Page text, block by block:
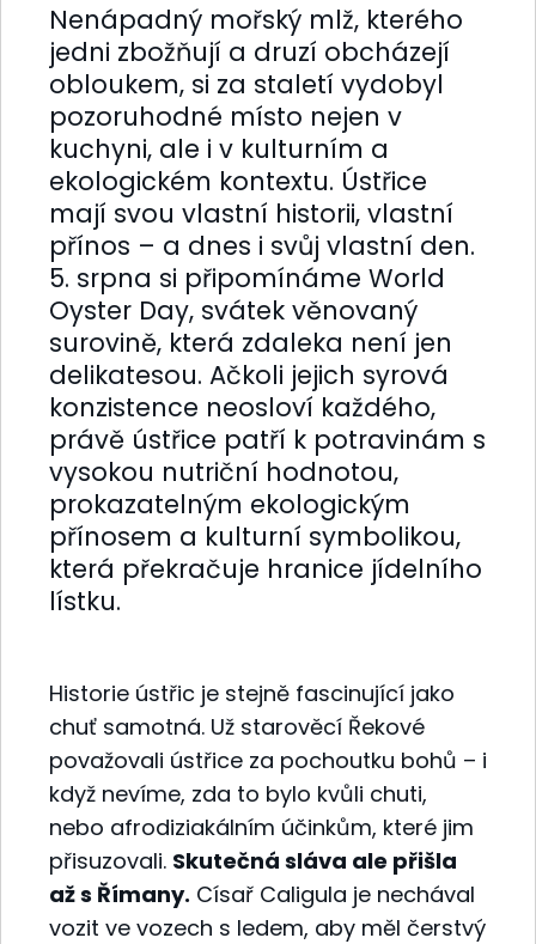
Nenápadný mořský mlž, kterého
jedni zbožňují a druzí obcházejí
obloukem, si za staletí vydobyl
pozoruhodné místo nejen v
kuchyni, ale i v kulturním a
ekologickém kontextu. Ústřice
mají svou vlastní historii, vlastní
přínos – a dnes i svůj vlastní den.
5. srpna si připomínáme World
Oyster Day, svátek věnovaný
surovině, která zdaleka není jen
delikatesou. Ačkoli jejich syrová
konzistence neosloví každého,
právě ústřice patří k potravinám s
vysokou nutriční hodnotou,
prokazatelným ekologickým
přínosem a kulturní symbolikou,
která překračuje hranice jídelního
lístku.
Historie ústřic je stejně fascinující jako
chuť samotná. Už starověcí Řekové
považovali ústřice za pochoutku bohů – i
když nevíme, zda to bylo kvůli chuti,
nebo afrodiziakálním účinkům, které jim
přisuzovali. Skutečná sláva ale přišla
až s Římany. Císař Caligula je nechával
vozit ve vozech s ledem, aby měl čerstvý